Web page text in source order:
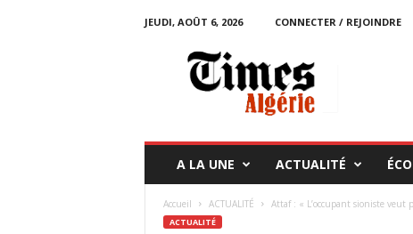
JEUDI, AOÛT 6, 2026 CONNECTER / REJOINDRE
A LA UNE ACTUALITÉ
Accueil ACTUALITÉ Attaf : « L’occupant sioniste veut
ACTUALITÉ